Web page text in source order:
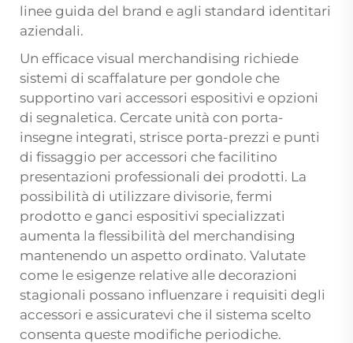
linee guida del brand e agli standard identitari
aziendali.
Un efficace visual merchandising richiede
sistemi di scaffalature per gondole che
supportino vari accessori espositivi e opzioni
di segnaletica. Cercate unità con porta-
insegne integrati, strisce porta-prezzi e punti
di fissaggio per accessori che facilitino
presentazioni professionali dei prodotti. La
possibilità di utilizzare divisorie, fermi
prodotto e ganci espositivi specializzati
aumenta la flessibilità del merchandising
mantenendo un aspetto ordinato. Valutate
come le esigenze relative alle decorazioni
stagionali possano influenzare i requisiti degli
accessori e assicuratevi che il sistema scelto
consenta queste modifiche periodiche.